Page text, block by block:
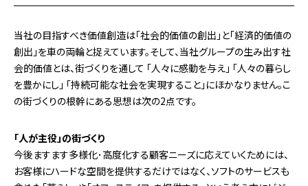
当社の目指すべき価値創造は「社会的価値の創出」と「経済的価値の
創出」を車の両輪と捉えています。そして、当社グループの生み出す社
会的価値とは、街づくりを通して 「人々に感動を与え」 「人々の暮らし
を豊かにし」 「持続可能な社会を実現すること」にほかなりません。こ
の街づくりの根幹にある思想は次の2点です。
「人が主役」の街づくり
今後ますます多様化･高度化する顧客ニーズに応えていくためには、
お客様にハードな空間を提供するだけではなく、ソフトのサービスも